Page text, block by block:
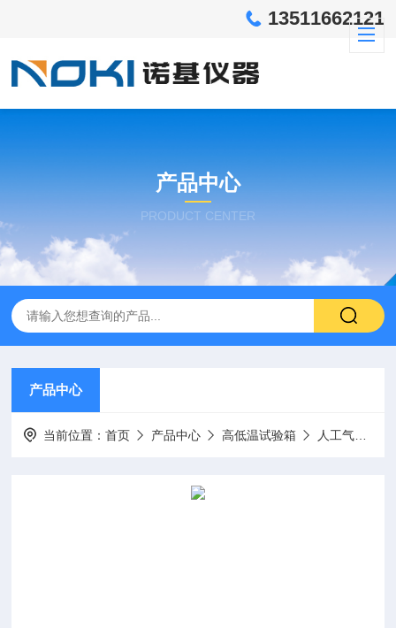
13511662121
产品中心
PRODUCT CENTER
产品中心
当前位置：首页 产品中心 高低温试验箱 人工气候箱